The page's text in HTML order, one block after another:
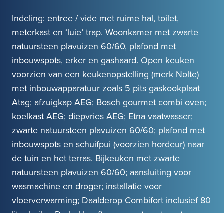
Indeling: entree / vide met ruime hal, toilet,
meterkast en ‘luie’ trap. Woonkamer met zwarte
natuursteen plavuizen 60/60, plafond met
inbouwspots, erker en gashaard. Open keuken
voorzien van een keukenopstelling (merk Nolte)
met inbouwapparatuur zoals 5 pits gaskookplaat
Atag; afzuigkap AEG; Bosch gourmet combi oven;
koelkast AEG; diepvries AEG; Etna vaatwasser;
zwarte natuursteen plavuizen 60/60; plafond met
inbouwspots en schuifpui (voorzien hordeur) naar
de tuin en het terras. Bijkeuken met zwarte
natuursteen plavuizen 60/60; aansluiting voor
wasmachine en droger; installatie voor
vloerverwarming; Daalderop Combifort inclusief 80